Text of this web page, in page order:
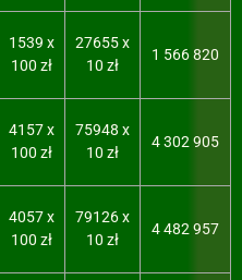
1539 x
100 zł
27655 x
10 zł
1 566 820
4157 x
100 zł
75948 x
10 zł
4 302 905
4057 x
100 zł
79126 x
10 zł
4 482 957